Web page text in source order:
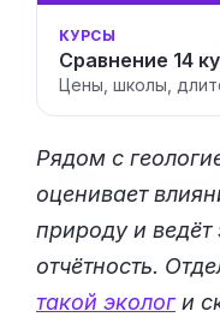
КУРСЫ
Сравнение 14
Цены, школы,
Рядом с
оценивает
природу и ведёт
отчётность.
такой экологи